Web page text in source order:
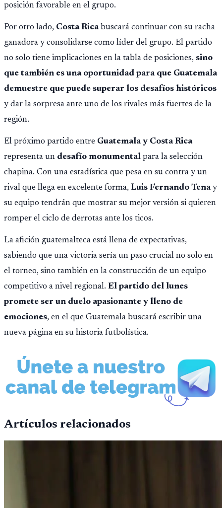
posición favorable en el grupo.
Por otro lado, Costa Ricabuscará continuar con su racha
ganadora y consolidarse como líder del grupo. El partido
no solo tiene implicaciones en la tabla de posiciones, sino
que también es una oportunidad para que Guatemala
demuestre que puede superar los desafíos históricos
y dar la sorpresa ante uno de los rivales más fuertes de la
región.
El próximo partido entre Guatemala y Costa Rica
representa un desafío monumental para la selección
chapina. Con una estadística que pesa en su contra y un
rival que llega en excelente forma, Luis Fernando Tenay
su equipo tendrán que mostrar su mejor versión si quieren
romper el ciclo de derrotas ante los ticos.
La afición guatemalteca está llena de expectativas,
sabiendo que una victoria sería un paso crucial no solo en
el torneo, sino también en la construcción de un equipo
competitivo a nivel regional. El partido del lunes
promete ser un duelo apasionante y lleno de
emociones, en el que Guatemala buscará escribir una
nueva página en su historia futbolística.
Artículos relacionados